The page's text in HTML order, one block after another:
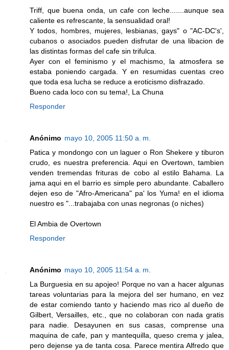
Triff, que buena onda, un cafe con leche.......aunque sea
caliente es refrescante, la sensualidad oral!
Y todos, hombres, mujeres, lesbianas, gays" o "AC-DC's',
cubanos o asociados pueden disfrutar de una libacion de
las distintas formas del cafe sin trifulca.
Ayer con el feminismo y el machismo, la atmosfera se
estaba poniendo cargada. Y en resumidas cuentas creo
que toda esa lucha se reduce a eroticismo disfrazado.
Bueno cada loco con su tema!, La Chuna
Responder
Anónimo mayo 10, 2005 11:50 a. m.
Patica y mondongo con un laguer o Ron Shekere y tiburon
crudo, es nuestra preferencia. Aqui en Overtown, tambien
venden tremendas frituras de cobo al estilo Bahama. La
jama aqui en el barrio es simple pero abundante. Caballero
dejen eso de "Afro-Americana" pa' los Yuma! en el idioma
nuestro es "...trabajaba con unas negronas (o niches)
El Ambia de Overtown
Responder
Anónimo mayo 10, 2005 11:54 a. m.
La Burguesia en su apojeo! Porque no van a hacer algunas
tareas voluntarias para la mejora del ser humano, en vez
de estar comiendo tanto y haciendo mas rico al dueño de
Gilbert, Versailles, etc., que no colaboran con nada gratis
para nadie. Desayunen en sus casas, comprense una
maquina de cafe, pan y mantequilla, queso crema y jalea,
pero dejense ya de tanta cosa. Parece mentira Alfredo que